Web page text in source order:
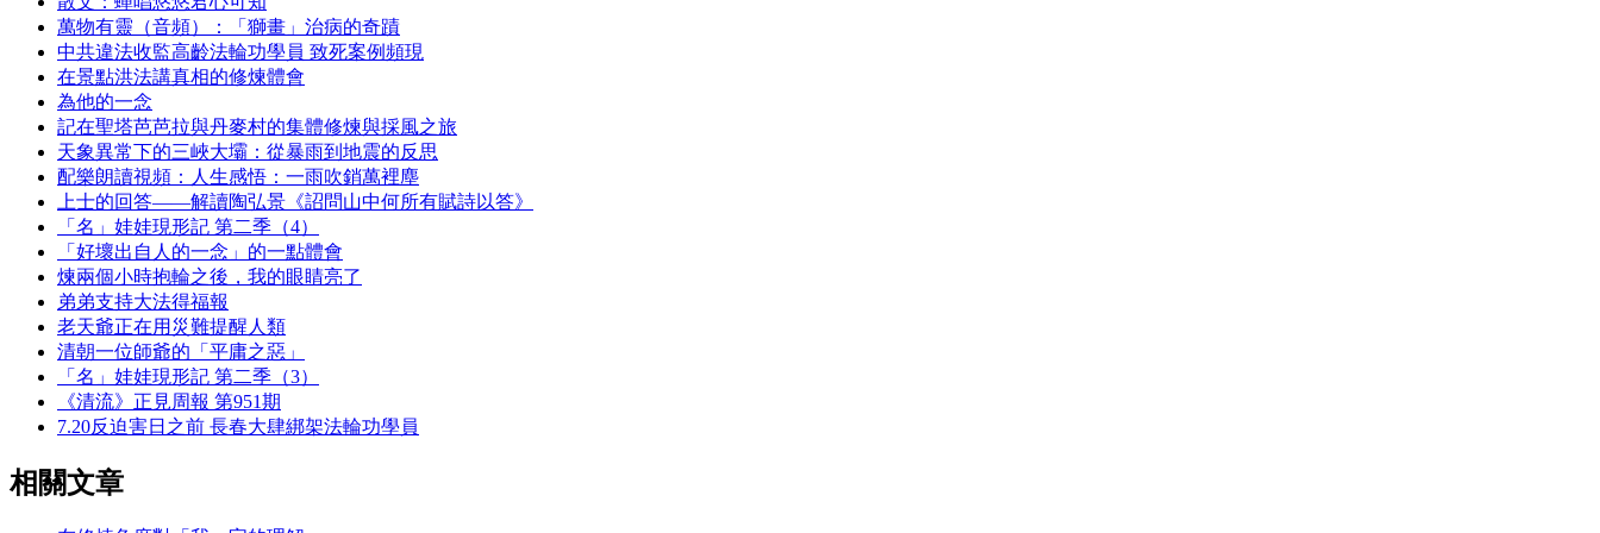
萬物有靈（音頻）：「獅畫」治病的奇蹟
中共違法收監高齡法輪功學員 致死案例頻現
在景點洪法講真相的修煉體會
為他的一念
記在聖塔芭芭拉與丹麥村的集體修煉與採風之旅
天象異常下的三峽大壩：從暴雨到地震的反思
配樂朗讀視頻：人生感悟：一雨吹銷萬裡塵
上士的回答——解讀陶弘景《詔問山中何所有賦詩以答》
「名」娃娃現形記 第二季（4）
「好壞出自人的一念」的一點體會
煉兩個小時抱輪之後，我的眼睛亮了
弟弟支持大法得福報
老天爺正在用災難提醒人類
清朝一位師爺的「平庸之惡」
「名」娃娃現形記 第二季（3）
《清流》正見周報 第951期
7.20反迫害日之前 長春大肆綁架法輪功學員
相關文章